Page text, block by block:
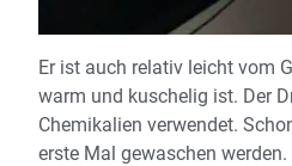
Er ist auch relativ leicht vom
warm und kuschelig ist. Der
Chemikalien verwendet.
erste Mal gewaschen